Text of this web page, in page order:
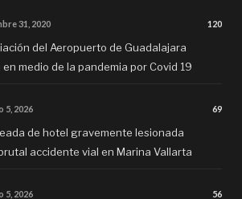
31, 2020 120
del Aeropuerto de Guadalajara
en medio de la pandemia por Covid 19
5, 2026 69
de hotel gravemente lesionada
accidente vial en Marina Vallarta
5, 2026 56